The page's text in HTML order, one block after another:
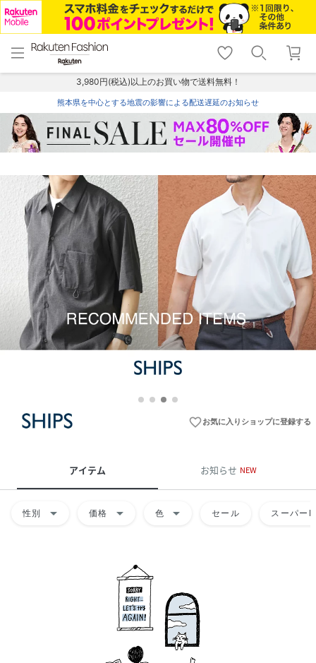
menu home
トップ
shopping_cart lock_outline
ログイン
3,980円(税込)以上のお買い物で送料無料！
熊本県を中心とする地震の影響による配送遅延のお知らせ
favorite_borderお気に入りショップに登録する
アイテム お知らせ NEW
性別 arrow_drop_down 価格 arrow_drop_down 色 arrow_drop_down セール スーパー